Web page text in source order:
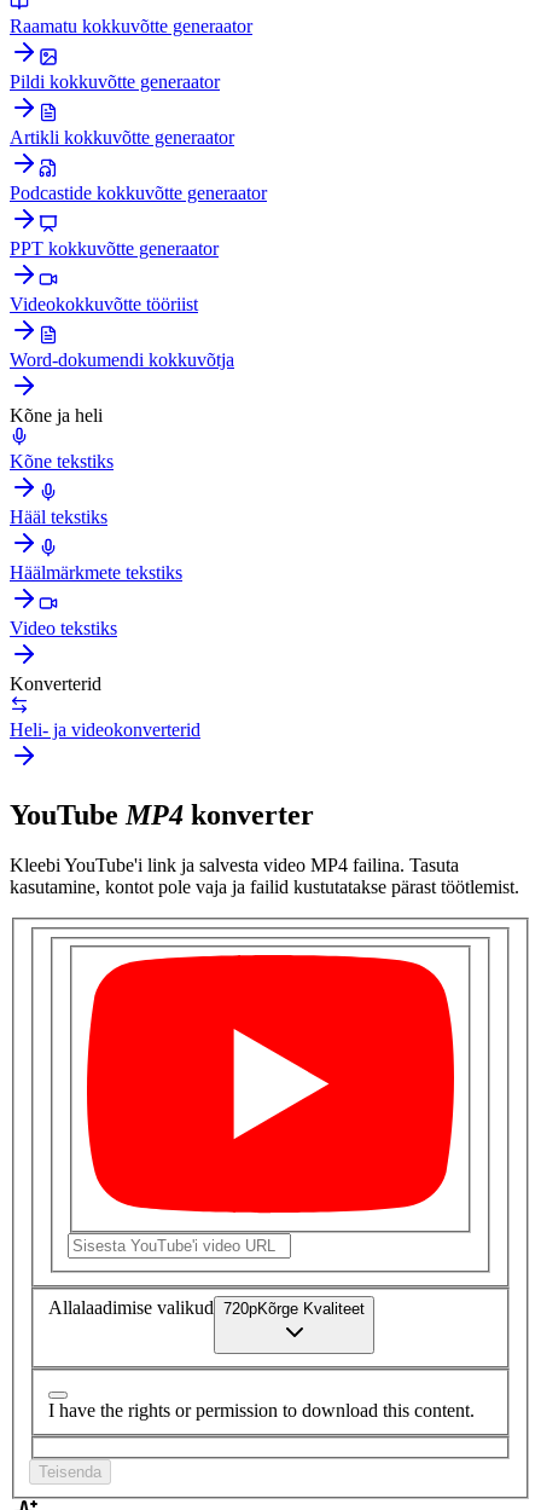
Raamatu kokkuvõtte generaator
Pildi kokkuvõtte generaator
Artikli kokkuvõtte generaator
Podcastide kokkuvõtte generaator
PPT kokkuvõtte generaator
Videokokkuvõtte tööriist
Word-dokumendi kokkuvõtja
Kõne ja heli
Kõne tekstiks
Hääl tekstiks
Häälmärkmete tekstiks
Video tekstiks
Konverterid
Heli- ja videokonverterid
YouTube MP4 konverter
Kleebi YouTube'i link ja salvesta video MP4 failina. Tasuta
kasutamine, kontot pole vaja ja failid kustutatakse pärast töötlemist.
Allalaadimise valikud 720pKõrge Kvaliteet
I have the rights or permission to download this content.
Teisenda